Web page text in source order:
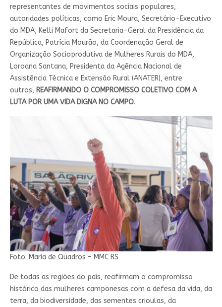
representantes de movimentos sociais populares,
autoridades políticas, como Eric Moura, Secretário-Executivo
do MDA, Kelli Mafort da Secretaria-Geral da Presidência da
República, Patrícia Mourão, da Coordenação Geral de
Organização Socioprodutiva de Mulheres Rurais do MDA,
Loroana Santana, Presidenta da Agência Nacional de
Assistência Técnica e Extensão Rural (ANATER), entre
outros, REAFIRMANDO O COMPROMISSO COLETIVO COM A
LUTA POR UMA VIDA DIGNA NO CAMPO.
Foto: Maria de Quadros – MMC RS
De todas as regiões do país, reafirmam o compromisso
histórico das mulheres camponesas com a defesa da vida, da
terra, da biodiversidade, das sementes crioulas, da